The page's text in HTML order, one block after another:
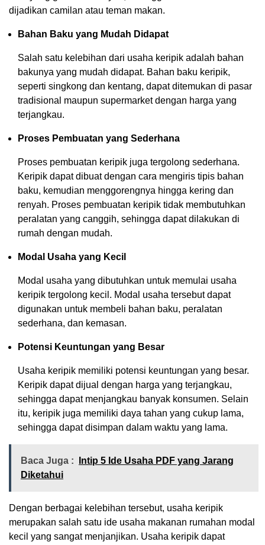
dijadikan camilan atau teman makan.
Bahan Baku yang Mudah Didapat
Salah satu kelebihan dari usaha keripik adalah bahan
bakunya yang mudah didapat. Bahan baku keripik,
seperti singkong dan kentang, dapat ditemukan di pasar
tradisional maupun supermarket dengan harga yang
terjangkau.
Proses Pembuatan yang Sederhana
Proses pembuatan keripik juga tergolong sederhana.
Keripik dapat dibuat dengan cara mengiris tipis bahan
baku, kemudian menggorengnya hingga kering dan
renyah. Proses pembuatan keripik tidak membutuhkan
peralatan yang canggih, sehingga dapat dilakukan di
rumah dengan mudah.
Modal Usaha yang Kecil
Modal usaha yang dibutuhkan untuk memulai usaha
keripik tergolong kecil. Modal usaha tersebut dapat
digunakan untuk membeli bahan baku, peralatan
sederhana, dan kemasan.
Potensi Keuntungan yang Besar
Usaha keripik memiliki potensi keuntungan yang besar.
Keripik dapat dijual dengan harga yang terjangkau,
sehingga dapat menjangkau banyak konsumen. Selain
itu, keripik juga memiliki daya tahan yang cukup lama,
sehingga dapat disimpan dalam waktu yang lama.
Baca Juga :
Intip 5 Ide Usaha PDF yang Jarang
Diketahui
Dengan berbagai kelebihan tersebut, usaha keripik
merupakan salah satu ide usaha makanan rumahan modal
kecil yang sangat menjanjikan. Usaha keripik dapat